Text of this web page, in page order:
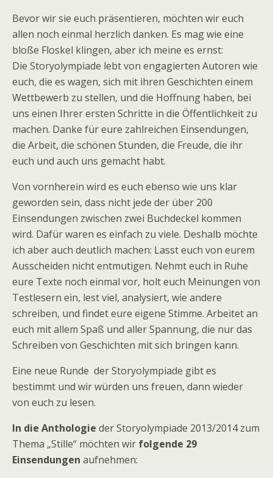
Bevor wir sie euch präsentieren, möchten wir euch
allen noch einmal herzlich danken. Es mag wie eine
bloße Floskel klingen, aber ich meine es ernst:
Die Storyolympiade lebt von engagierten Autoren wie
euch, die es wagen, sich mit ihren Geschichten einem
Wettbewerb zu stellen, und die Hoffnung haben, bei
uns einen Ihrer ersten Schritte in die Öffentlichkeit zu
machen. Danke für eure zahlreichen Einsendungen,
die Arbeit, die schönen Stunden, die Freude, die ihr
euch und auch uns gemacht habt.
Von vornherein wird es euch ebenso wie uns klar
geworden sein, dass nicht jede der über 200
Einsendungen zwischen zwei Buchdeckel kommen
wird. Dafür waren es einfach zu viele. Deshalb möchte
ich aber auch deutlich machen: Lasst euch von eurem
Ausscheiden nicht entmutigen. Nehmt euch in Ruhe
eure Texte noch einmal vor, holt euch Meinungen von
Testlesern ein, lest viel, analysiert, wie andere
schreiben, und findet eure eigene Stimme. Arbeitet an
euch mit allem Spaß und aller Spannung, die nur das
Schreiben von Geschichten mit sich bringen kann.
Eine neue Runde der Storyolympiade gibt es
bestimmt und wir würden uns freuen, dann wieder
von euch zu lesen.
In die Anthologie der Storyolympiade 2013/2014 zum
Thema „Stille“ möchten wir folgende 29
Einsendungen aufnehmen: